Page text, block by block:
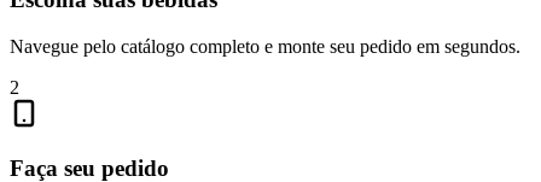
Navegue pelo catálogo completo e monte seu pedido em segundos.
2
Faça seu pedido